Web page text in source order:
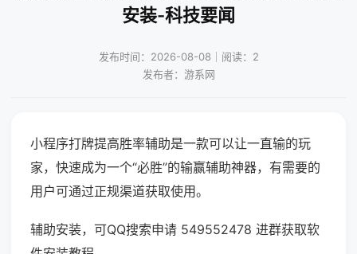
安装-科技要闻
发布时间：2026-08-08｜阅读：2
发布者：游系网
小程序打牌提高胜率辅助是一款可以让一直输的玩
家，快速成为一个“必胜”的输赢辅助神器，有需要的
用户可通过正规渠道获取使用。
辅助安装，可QQ搜索申请 549552478 进群获取软